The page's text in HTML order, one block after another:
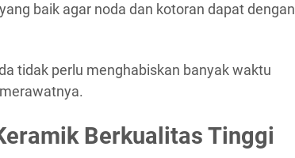
baik agar noda dan kotoran dapat dengan
tidak perlu menghabiskan banyak waktu
Berkualitas Tinggi